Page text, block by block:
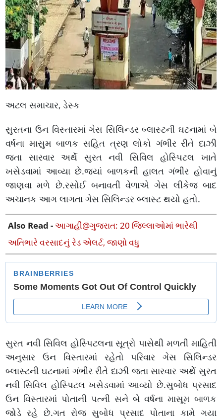
અટલ સમાચાર, ડેસ્ક
સુરતના ઉન વિસ્તારમાં ગેસ સિલિન્ડર બ્લાસ્ટની ઘટનામાં બે
વર્ષના માસુમ બાળક સહિત ત્રણ લોકો ગંભીર રીતે દાઝી
જતા સારવાર અર્થે સુરત નવી સિવિલ હોસ્પિટલ ખાતે
ખસેડવામાં આવ્યા છે.જ્યાં બાળકની હાલત ગંભીર હોવાનું
જાણવા મળે છે.રસોઈ બનાવતી વેળાએ ગેસ લીકેજ બાદ
અચાનક આગ લાગતા ગેસ સિલિન્ડર બ્લાસ્ટ થયો હતો.
Also Read -આગાહી@ગુજરાત: 20 જિલ્લાઓમાં ભારેથી
અતિભારે વરસાદનું રેડ એલર્ટ, જાણો વધુ
સુરત નવી સિવિલ હોસ્પિટલના સૂત્રો પાસેથી મળતી માહિતી
અનુસાર ઉન વિસ્તારમાં રહેતો પરિવાર ગેસ સિલિન્ડર
બ્લાસ્ટની ઘટનામાં ગંભીર રીતે દાઝી જતા સારવાર અર્થે સુરત
નવી સિવિલ હોસ્પિટલ ખસેડવામાં આવ્યો છે.સુબોધ પ્રસાદ
ઉન વિસ્તારમાં પોતાની પત્ની સને બે વર્ષના માસૂમ બાળક
જોડે રહે છે.ગત રોજ સુબોધ પ્રસાદ પોતાના કામે ગયા